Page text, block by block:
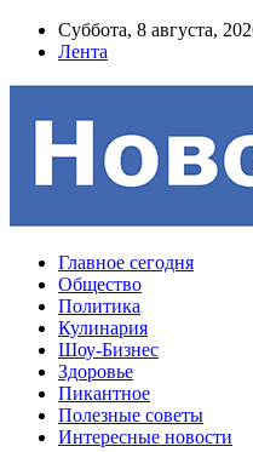
Суббота, 8 августа,
Лента
Главное сегодня
Общество
Политика
Кулинария
Шоу-Бизнес
Здоровье
Пикантное
Полезные советы
Интересные новости